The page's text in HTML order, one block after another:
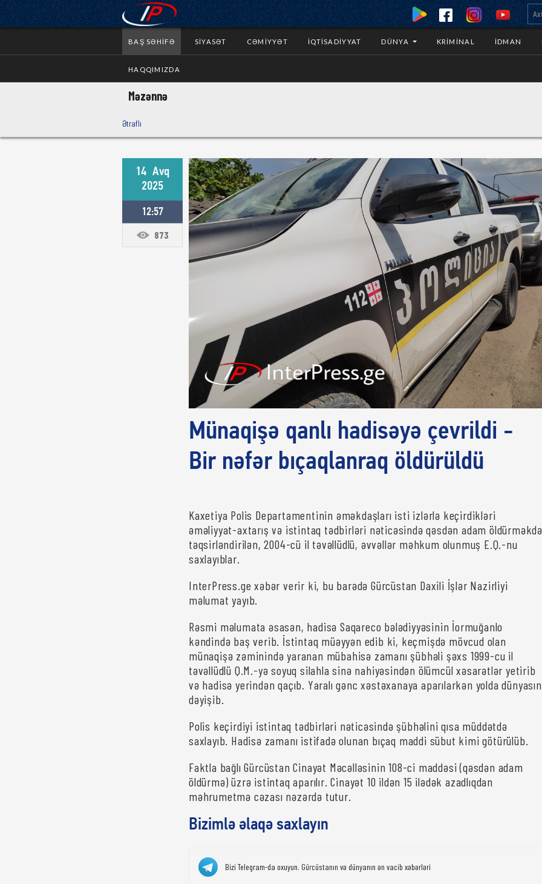
BAŞ SƏHIFƏ SIYASƏT CƏMIYYƏT İQTISADIYYAT DÜNYA KRIMINAL İDMAN
HAQQIMIZDA
Məzənnə
Ətraflı
14 Avq
2025
12:57
873
Münaqişə qanlı hadisəyə çevrildi -
Bir nəfər bıçaqlanraq öldürüldü
Kaxetiya Polis Departamentinin əməkdaşları isti izlərlə keçirdikləri
əməliyyat-axtarış və istintaq tədbirləri nəticəsində qəsdən adam öldürməkdə
təqsirləndirilən, 2004-cü il təvəllüdlü, əvvəllər məhkum olunmuş E.Q.-nu
saxlayıblar.
InterPress.ge xəbər verir ki, bu barədə Gürcüstan Daxili İşlər Nazirliyi
məlumat yayıb.
Rəsmi məlumata əsasən, hadisə Saqareco bələdiyyəsinin İormuğanlo
kəndində baş verib. İstintaq müəyyən edib ki, keçmişdə mövcud olan
münaqişə zəminində yaranan mübahisə zamanı şübhəli şəxs 1999-cu il
təvəllüdlü Q.M.-yə soyuq silahla sinə nahiyəsindən ölümcül xəsarətlər yetirib
və hadisə yerindən qaçıb. Yaralı gənc xəstəxanaya aparılarkən yolda
dəyişib.
Polis keçirdiyi istintaq tədbirləri nəticəsində şübhəlini qısa müddətdə
saxlayıb. Hadisə zamanı istifadə olunan bıçaq maddi sübut kimi götürülüb.
Faktla bağlı Gürcüstan Cinayət Məcəlləsinin 108-ci maddəsi (qəsdən adam
öldürmə) üzrə istintaq aparılır. Cinayət 10 ildən 15 ilədək azadlıqdan
məhrumetmə cəzası nəzərdə tutur.
Bizimlə əlaqə saxlayın
Bizi Telegram-da oxuyun. Gürcüstanın və dünyanın ən vacib xəbərləri